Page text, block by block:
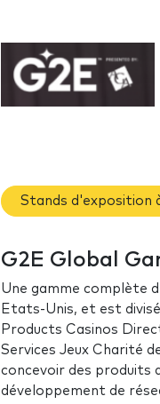
Stands d'exposition
G2E Global
Une gamme complète
Etats-Unis, et est
Products Casinos
Services Jeux Charité
concevoir des produits
développement de